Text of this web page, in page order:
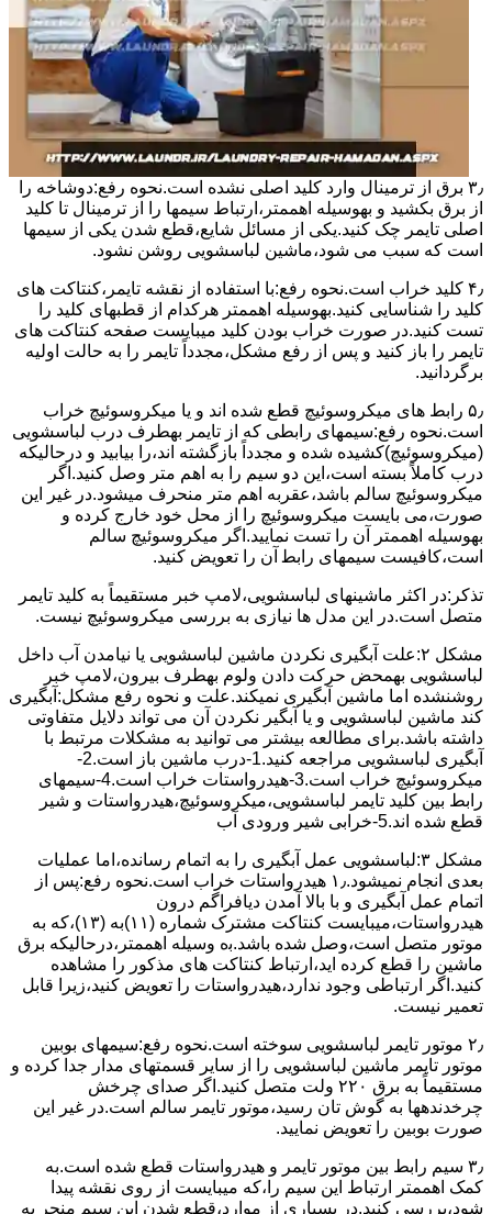
۳٫ ﺑﺮق از ﺗﺮﻣﯿﻨﺎل وارد ﮐﻠﯿﺪ اﺻﻠﯽ ﻧﺸﺪه است.نحوه رﻓﻊ:دوشاخه را
از ﺑﺮق بکشید و بهوسیله اهممتر،ارﺗﺒﺎط سیمها را از ﺗﺮﻣﯿﻨﺎل ﺗﺎ ﮐﻠﯿﺪ
اﺻﻠﯽ ﺗﺎﯾﻤﺮ چک کنید.یکی از مسائل شایع،ﻗﻄﻊ شدن ﯾﮑﯽ از سیمها
است که سبب می شود،ﻣﺎﺷﯿﻦ لباسشویی روﺷﻦ نشود.
۴٫ ﮐﻠﯿﺪ ﺧﺮاب اﺳﺖ.نحوه رفع:ﺑﺎ اﺳﺘﻔﺎده از ﻧﻘﺸﻪ ﺗﺎﯾﻤﺮ،ﮐﻨﺘﺎﮐﺖ ﻫﺎی
ﮐﻠﯿﺪ را ﺷﻨﺎﺳﺎﯾﯽ کنید.بهوسیله اهممتر هرکدام از قطبهای ﮐﻠﯿﺪ را
ﺗﺴﺖ ﮐﻨﯿﺪ.در ﺻﻮرت ﺧﺮاب ﺑﻮدن ﮐﻠﯿﺪ میبایست ﺻﻔﺤﻪ ﮐﻨﺘﺎﮐﺖ ﻫﺎی
ﺗﺎﯾﻤﺮ را باز کنید و ﭘﺲ از رﻓﻊ مشکل،مجدداً ﺗﺎﯾﻤﺮ را به حالت اوﻟﯿﻪ
برگردانید.
۵٫ رابط های ﻣﯿﮑﺮوﺳﻮﺋﯿﭻ ﻗﻄﻊ شده اند و ﯾﺎ ﻣﯿﮑﺮوﺳﻮﺋﯿﭻ ﺧﺮاب
اﺳﺖ.نحوه رفع:سیمهای راﺑﻄﯽ ﮐﻪ از ﺗﺎﯾﻤﺮ بهطرف درب لباسشویی
(ﻣﯿﮑﺮوﺳﻮﺋﯿﭻ)کشیده شده و مجدداً بازگشته اند،را ﺑﯿﺎﺑﯿﺪ و درحالیکه
درب کاملاً ﺑﺴﺘﻪ اﺳﺖ،اﯾﻦ دو ﺳﯿﻢ را ﺑﻪ اﻫﻢ ﻣﺘﺮ وصل کنید.اﮔﺮ
ﻣﯿﮑﺮوﺳﻮﺋﯿﭻ ﺳﺎﻟﻢ ﺑﺎﺷﺪ،ﻋﻘﺮﺑﻪ اهم متر ﻣﻨﺤﺮف میشود.در ﻏﯿﺮ اﯾﻦ
ﺻﻮرت،می بایست ﻣﯿﮑﺮوﺳﻮﺋﯿﭻ را از ﻣﺤﻞ خود ﺧﺎرج کرده و
بهوسیله اهممتر آن را ﺗﺴﺖ ﻧﻤﺎﯾﯿﺪ.اﮔﺮ ﻣﯿﮑﺮوﺳﻮﺋﯿﭻ ﺳﺎﻟﻢ
اﺳﺖ،ﮐﺎﻓﯿﺴﺖ سیمهای راﺑﻄ آن را ﺗﻌﻮﯾﺾ کنید.
ﺗﺬﮐﺮ:در اﮐﺜﺮ ماشینهای لباسشویی،ﻻﻣﭗ ﺧﺒﺮ مستقیماً ﺑﻪ ﮐﻠﯿﺪ ﺗﺎﯾﻤﺮ
ﻣﺘﺼﻞ اﺳﺖ.در اﯾﻦ مدل ها ﻧﯿﺎزی ﺑﻪ بررسی ﻣﯿﮑﺮوﺳﻮﺋﯿﭻ نیست.
مشکل ۲:علت آبگیری نکردن ماشین لباسشویی یا نیامدن آب داخل
لباسشویی بهمحض ﺣﺮﮐﺖ دادن وﻟﻮم بهطرف ﺑﯿﺮون،ﻻﻣﭗ ﺧﺒﺮ
روشنشده اﻣﺎ ﻣﺎﺷﯿﻦ آﺑﮕﯿﺮی نمیکند.ﻋﻠﺖ و نحوه رﻓﻊ مشکل:آبگیری
کند ماشین لباسشویی و یا آبگیر نکردن آن می تواند دلایل متفاوتی
داشته باشد.برای مطالعه بیشتر می توانید به مشکلات مرتبط با
آبگیری لباسشویی مراجعه کنید.1-درب ﻣﺎﺷﯿﻦ ﺑﺎز اﺳﺖ.2-
ﻣﯿﮑﺮوﺳﻮﺋﯿﭻ ﺧﺮاب اﺳﺖ.3-ﻫﯿﺪرواﺳﺘﺎت ﺧﺮاب اﺳﺖ.4-سیمهای
راﺑﻂ ﺑﯿﻦ ﮐﻠﯿﺪ ﺗﺎﯾﻤﺮ لباسشویی،ﻣﯿﮑﺮوﺳﻮﺋﯿﭻ،ﻫﯿﺪرواﺳﺘﺎت و ﺷﯿﺮ
ﻗﻄﻊ ﺷﺪه اند.5-خرابی شیر ورودی آب
مشکل ۳:لباسشویی ﻋﻤﻞ آﺑﮕﯿﺮی را ﺑﻪ اﺗﻤﺎم رﺳﺎﻧﺪه،اﻣﺎ ﻋﻤﻠﯿﺎت
ﺑﻌﺪی اﻧﺠﺎم نمیشود.۱٫ ﻫﯿﺪرواﺳﺘﺎت ﺧﺮاب اﺳﺖ.نحوه رﻓﻊ:ﭘﺲ از
اﺗﻤﺎم عمل آﺑﮕﯿﺮی و ﺑﺎ ﺑﺎﻻ آﻣﺪن دﯾﺎﻓﺮاﮔﻢ درون
ﻫﯿﺪرواﺳﺘﺎت،میبایست ﮐﻨﺘﺎﮐﺖ ﻣﺸﺘﺮک شماره (۱۱)به (۱۳)،ﮐﻪ ﺑﻪ
ﻣﻮﺗﻮر ﻣﺘﺼﻞ اﺳﺖ،وﺻﻞ ﺷﺪه ﺑﺎﺷﺪ.ﺑه وسیله اهممتر،درحالیکه ﺑﺮق
ﻣﺎﺷﯿﻦ را ﻗﻄﻊ کرده اید،ارﺗﺒﺎط ﮐﻨﺘﺎﮐﺖ ﻫﺎی ﻣﺬﮐﻮر را ﻣﺸﺎﻫﺪه
کنید.اﮔﺮ ارﺗﺒﺎطی وجود ندارد،ﻫﯿﺪرواﺳﺘﺎت را ﺗﻌﻮﯾﺾ ﮐﻨﯿﺪ،زﯾﺮا قابل
ﺗﻌﻤﯿﺮ نیست.
۲٫ ﻣﻮﺗﻮر ﺗﺎﯾﻤﺮ لباسشویی ﺳﻮﺧﺘﻪ اﺳﺖ.نحوه رﻓﻊ:سیمهای ﺑﻮﺑﯿﻦ
ﻣﻮﺗﻮر ﺗﺎﯾﻤﺮ ماشین لباسشویی را از ﺳﺎﯾﺮ قسمتهای ﻣﺪار ﺟﺪا کرده و
مستقیماً ﺑﻪ برق ۲۲۰ وﻟﺖ ﻣﺘﺼﻞ کنید.اﮔﺮ ﺻﺪای ﭼﺮﺧﺶ
چرخدندهها به گوش تان رﺳﯿﺪ،ﻣﻮﺗﻮر ﺗﺎﯾﻤﺮ ﺳﺎﻟﻢ اﺳﺖ.در ﻏﯿﺮ اﯾﻦ
ﺻﻮرت ﺑﻮﺑﯿﻦ را ﺗﻌﻮﯾﺾ ﻧﻤﺎﯾﯿﺪ.
۳٫ ﺳﯿﻢ راﺑﻂ ﺑﯿﻦ ﻣﻮﺗﻮر ﺗﺎﯾﻤﺮ و ﻫﯿﺪرواﺳﺘﺎت ﻗﻄﻊ ﺷﺪه اﺳﺖ.به
کمک اهممتر ارﺗﺒﺎط اﯾﻦ ﺳﯿﻢ را،ﮐﻪ میبایست از روی ﻧﻘﺸﻪ ﭘﯿﺪا
ﺷﻮد،بررسی ﮐﻨﯿﺪ.در ﺑﺴﯿﺎری از موارد،ﻗﻄﻊ ﺷﺪن اﯾﻦ ﺳﯿﻢ ﻣﻨﺠﺮ ﺑﻪ